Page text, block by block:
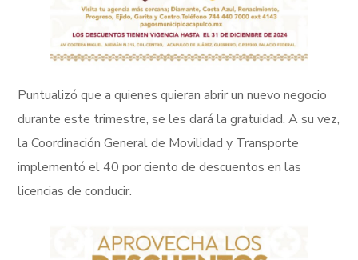
Puntualizó que a quienes quieran abrir un nuevo negocio
durante este trimestre, se les dará la gratuidad. A su vez,
la Coordinación General de Movilidad y Transporte
implementó el 40 por ciento de descuentos en las
licencias de conducir.